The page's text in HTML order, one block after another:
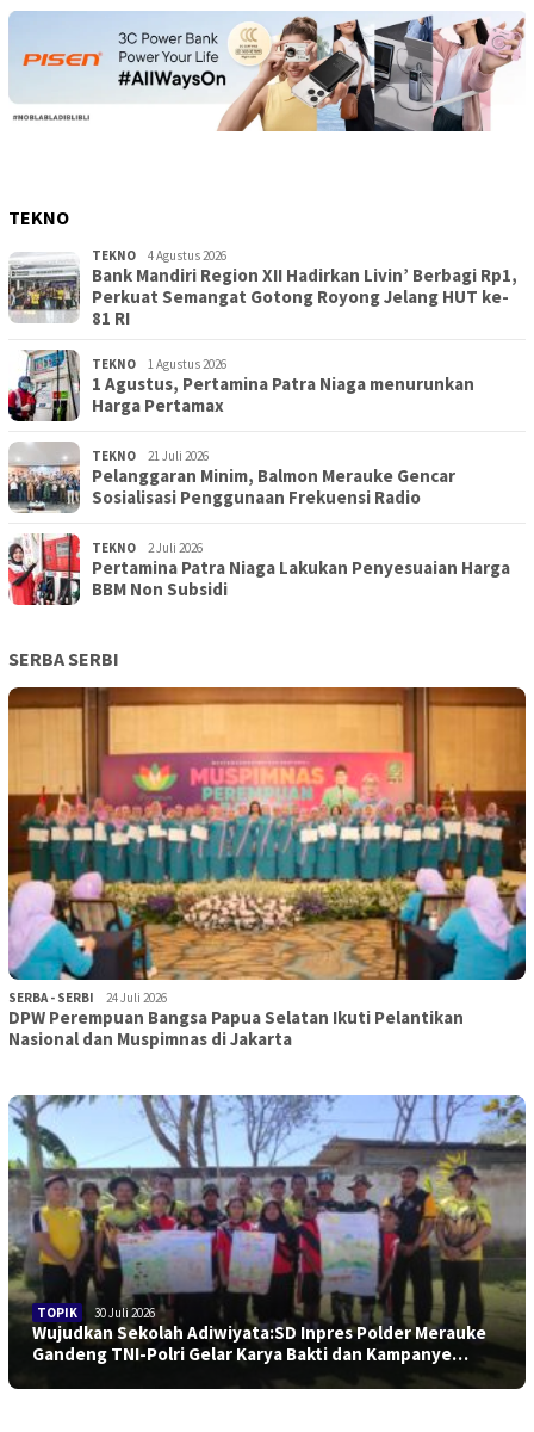
TEKNO
TEKNO 4 Agustus 2026
Bank Mandiri Region XII Hadirkan Livin’ Berbagi Rp1,
Perkuat Semangat Gotong Royong Jelang HUT ke-
81 RI
TEKNO 1 Agustus 2026
1 Agustus, Pertamina Patra Niaga menurunkan
Harga Pertamax
TEKNO 21 Juli 2026
Pelanggaran Minim, Balmon Merauke Gencar
Sosialisasi Penggunaan Frekuensi Radio
TEKNO 2 Juli 2026
Pertamina Patra Niaga Lakukan Penyesuaian Harga
BBM Non Subsidi
SERBA SERBI
SERBA - SERBI 24 Juli 2026
DPW Perempuan Bangsa Papua Selatan Ikuti Pelantikan
Nasional dan Muspimnas di Jakarta
TOPIK 30 Juli 2026
Wujudkan Sekolah Adiwiyata:SD Inpres Polder Merauke
Gandeng TNI-Polri Gelar Karya Bakti dan Kampanye…